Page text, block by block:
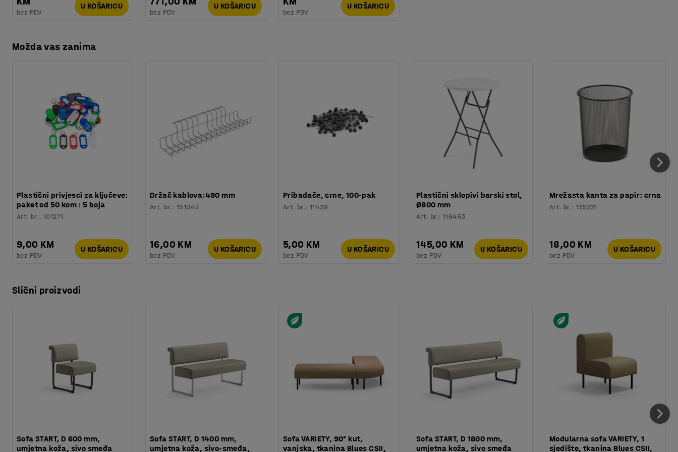
bez PDV
U KOŠARICU
bez PDV
U KOŠARICU
bez PDV
U KOŠARICU
Možda vas zanima
Plastični privjesci za ključeve:
paket od 50 kom : 5 boja
Art. br.:101271
9,00 KM
bez PDV
U KOŠARICU
Držač kablova:490 mm
Art. br.:151042
16,00 KM
bez PDV
U KOŠARICU
Pribadače, crne, 100-pak
Art. br.:11429
5,00 KM
bez PDV
U KOŠARICU
Plastični sklopivi barski stol,
Ø800 mm
Art. br.:116453
145,00 KM
bez PDV
U KOŠARICU
Mrežasta kanta za papir: crna
Art. br.:125221
18,00 KM
bez PDV
U KOŠARICU
Slični proizvodi
Sofa START, D 600 mm,
umjetna koža, sivo smeđa
Sofa START, D 1400 mm,
umjetna koža, sivo-smeđa,
Sofa VARIETY, 90° kut,
vanjska, tkanina Blues CSII,
Sofa START, D 1800 mm,
umjetna koža, sivo smeđa
Modularna sofa VARIETY, 1
sjedište, tkanina Blues CSII,